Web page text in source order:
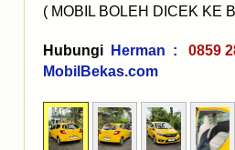
( MOBIL BOLEH DICEK KE
Hubungi Herman :
0859
MobilBekas.com